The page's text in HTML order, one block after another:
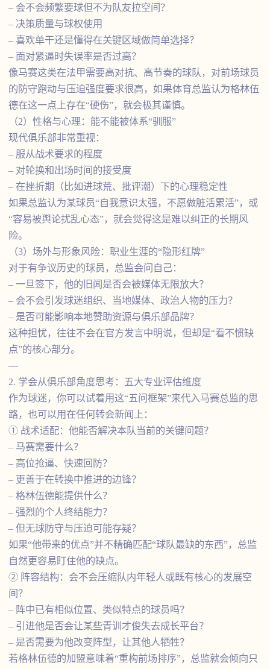
– 会不会频繁要球但不为队友拉空间？
– 决策质量与球权使用
– 喜欢单干还是懂得在关键区域做简单选择？
– 面对紧逼时失误率是否过高？
像马赛这类在法甲需要高对抗、高节奏的球队，对前场球员
的防守跑动与压迫强度要求很高，如果体育总监认为格林伍
德在这一点上存在“硬伤”，就会极其谨慎。
（2）性格与心理：能不能被体系“驯服”
现代俱乐部非常重视：
– 服从战术要求的程度
– 对轮换和出场时间的接受度
– 在挫折期（比如进球荒、批评潮）下的心理稳定性
如果总监认为某球员“自我意识太强，不愿做脏活累活”，或
“容易被舆论扰乱心态”，就会觉得这是难以纠正的长期风
险。
（3）场外与形象风险：职业生涯的“隐形红牌”
对于有争议历史的球员，总监会问自己：
– 一旦签下，他的旧闻是否会被媒体无限放大？
– 会不会引发球迷组织、当地媒体、政治人物的压力？
– 是否可能影响本地赞助资源与俱乐部品牌？
这种担忧，往往不会在官方发言中明说，但却是“看不惯缺
点”的核心部分。
—
2. 学会从俱乐部角度思考：五大专业评估维度
作为球迷，你可以试着用这“五问框架”来代入马赛总监的思
路，也可以用在任何转会新闻上：
① 战术适配：他能否解决本队当前的关键问题？
– 马赛需要什么？
– 高位抢逼、快速回防？
– 更善于在转换中推进的边锋？
– 格林伍德能提供什么？
– 强烈的个人终结能力？
– 但无球防守与压迫可能存疑？
如果“他带来的优点”并不精确匹配“球队最缺的东西”，总监
自然更容易盯住他的缺点。
② 阵容结构：会不会压缩队内年轻人或既有核心的发展空
间？
– 阵中已有相似位置、类似特点的球员吗？
– 引进他是否会让某些青训才俊失去成长平台？
– 是否需要为他改变阵型，让其他人牺牲？
若格林伍德的加盟意味着“重构前场排序”，总监就会倾向只